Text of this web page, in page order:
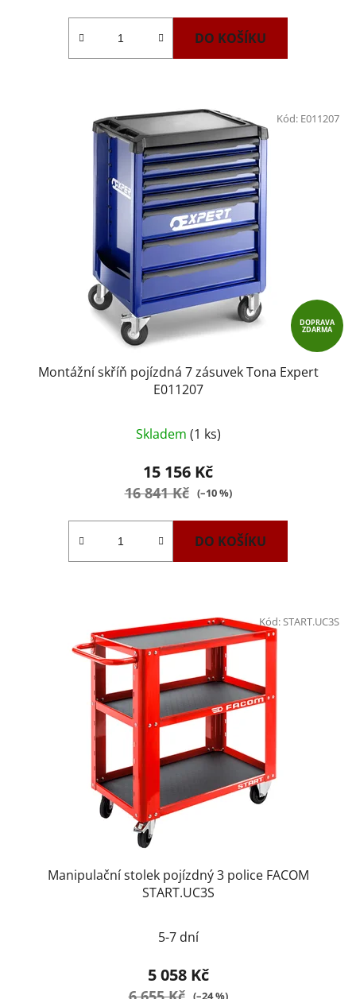
DO KOŠÍKU
DOPRAVA
ZDARMA
Montážní skříň pojízdná 7 zásuvek Tona Expert
E011207
Skladem (1 ks)
15 156 Kč
16 841 Kč (–10 %)
DO KOŠÍKU
Kód: E011207
Manipulační stolek pojízdný 3 police FACOM
START.UC3S
5-7 dní
5 058 Kč
(–24 %)
Kód: START.UC3S